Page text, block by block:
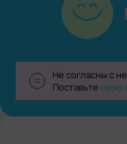
Не согласны с
Поставьтесвою